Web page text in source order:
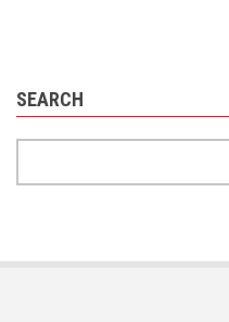
SEARCH